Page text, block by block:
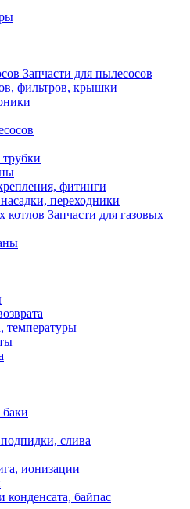
Запчасти для пылесосов
фильтров, крышки
трубки
фитинги
переходники
Запчасти для газовых
температуры
слива
ионизации
конденсата, байпас